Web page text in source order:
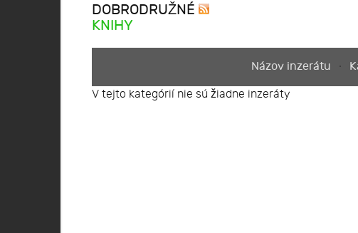
DOBRODRUŽNÉ
KNIHY
Názov inzerátu
V tejto kategórií nie sú žiadne inzeráty